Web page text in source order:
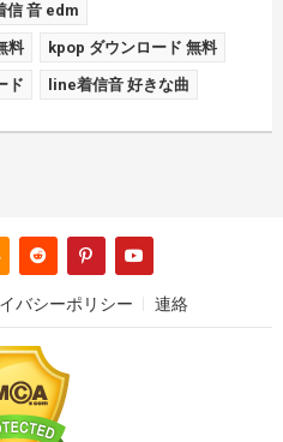
信 音 edm
料 kpop ダウンロード 無料
ド line着信音 好きな曲
バシーポリシー 連絡